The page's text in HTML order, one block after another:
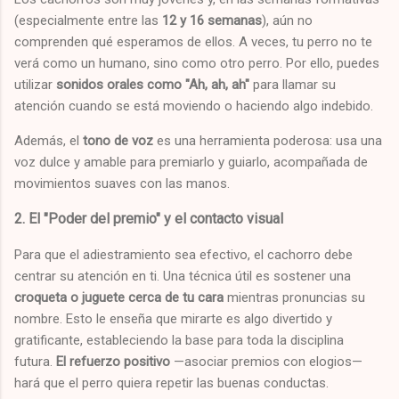
(especialmente entre las 12 y 16 semanas), aún no
comprenden qué esperamos de ellos. A veces, tu perro no te
verá como un humano, sino como otro perro. Por ello, puedes
utilizar sonidos orales como "Ah, ah, ah" para llamar su
atención cuando se está moviendo o haciendo algo indebido.
Además, el tono de voz es una herramienta poderosa: usa una
voz dulce y amable para premiarlo y guiarlo, acompañada de
movimientos suaves con las manos.
2. El "Poder del premio" y el contacto visual
Para que el adiestramiento sea efectivo, el cachorro debe
centrar su atención en ti. Una técnica útil es sostener una
croqueta o juguete cerca de tu cara mientras pronuncias su
nombre. Esto le enseña que mirarte es algo divertido y
gratificante, estableciendo la base para toda la disciplina
futura. El refuerzo positivo —asociar premios con elogios—
hará que el perro quiera repetir las buenas conductas.